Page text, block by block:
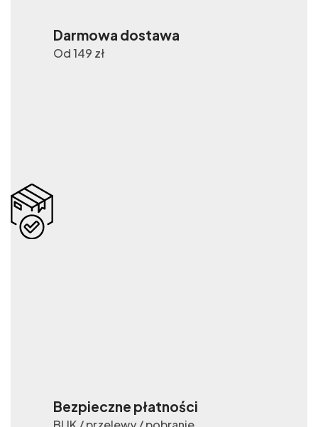
Darmowa dostawa
Od 149 zł
Bezpieczne płatności